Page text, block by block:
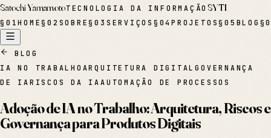
Satochi YamamotoTECNOLOGIA DA INFORMAÇÃOSYTI
§ 01HOME§02 SOBRE§03 SERVIÇOS § 04PROJETOS§05 BLOG §
BLOG
IA NO TRABALHO ARQUITETURA DIGITALGOVERNANÇA
DE IA RISCOS DA IAAUTOMAÇÃO DE PROCESSOS
Adoção de IA no Trabalho: Arquitetura, Riscos e
Governança para Produtos Digitais